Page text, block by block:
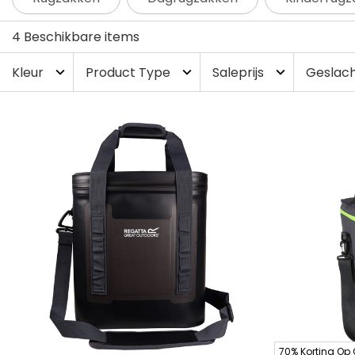
4 Beschikbare items
Kleur
expand_more Product Type expand_more Saleprijs expand_more
70% Korting Op